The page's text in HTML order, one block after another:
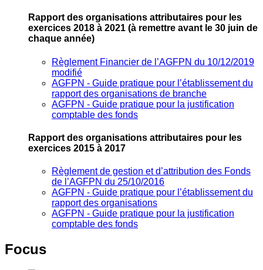
Rapport des organisations attributaires pour les
exercices 2018 à 2021 (à remettre avant le 30 juin de
chaque année)
Règlement Financier de l’AGFPN du 10/12/2019
modifié
AGFPN ‐ Guide pratique pour l’établissement du
rapport des organisations de branche
AGFPN ‐ Guide pratique pour la justification
comptable des fonds
Rapport des organisations attributaires pour les
exercices 2015 à 2017
Règlement de gestion et d’attribution des Fonds
de l’AGFPN du 25/10/2016
AGFPN ‐ Guide pratique pour l’établissement du
rapport des organisations
AGFPN ‐ Guide pratique pour la justification
comptable des fonds
Focus